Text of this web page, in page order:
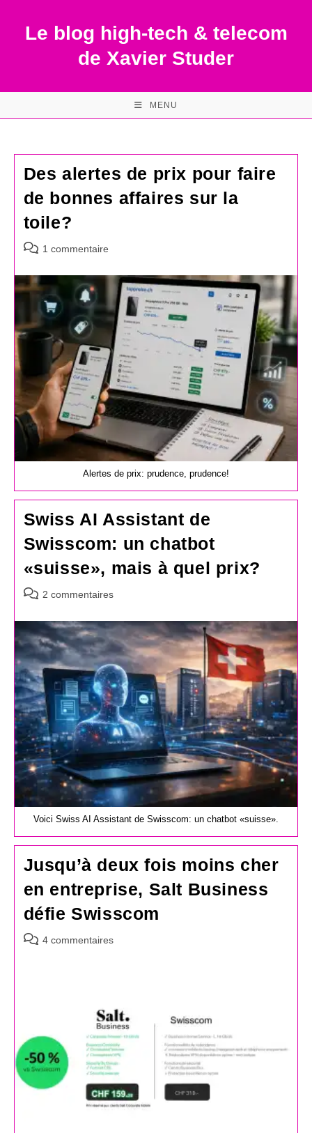
contentLe blog high-tech & telecom
de Xavier Studer
MENU
Des alertes de prix pour faire
de bonnes affaires sur la
toile?
Commentaires
la
publication :
1 commentaire
Alertes de prix: prudence, prudence!
Swiss AI Assistant de
Swisscom: un chatbot
«suisse», mais à quel prix?
Commentaires
la
publication :
2 commentaires
Voici Swiss AI Assistant de Swisscom: un chatbot «suisse».
Jusqu’à deux fois moins cher
en entreprise, Salt Business
défie Swisscom
Commentaires
4 commentaires